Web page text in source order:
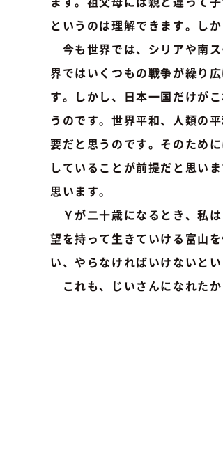
というのは理解できます。し
今も世界では、シリアや南
界ではいくつもの戦争が繰り
す。しかし、日本一国だけが
うのです。世界平和、人類の
要だと思うのです。そのため
していることが前提だと思い
思います。
Ｙが二十歳になるとき、私
望を持って生きていける富山
い、やらなければいけないと
これも、じいさんになれた